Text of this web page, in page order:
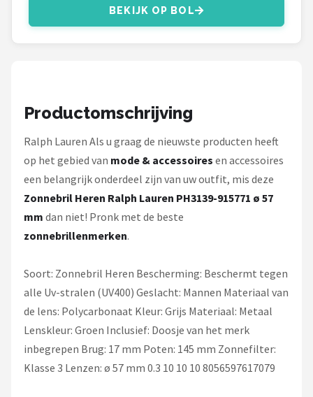
BEKIJK OP BOL
Productomschrijving
Ralph Lauren Als u graag de nieuwste producten heeft
op het gebied van mode & accessoires en accessoires
een belangrijk onderdeel zijn van uw outfit, mis deze
Zonnebril Heren Ralph Lauren PH3139-915771 ø 57
mm dan niet! Pronk met de beste
zonnebrillenmerken.
Soort: Zonnebril Heren Bescherming: Beschermt tegen
alle Uv-stralen (UV400) Geslacht: Mannen Materiaal van
de lens: Polycarbonaat Kleur: Grijs Materiaal: Metaal
Lenskleur: Groen Inclusief: Doosje van het merk
inbegrepen Brug: 17 mm Poten: 145 mm Zonnefilter:
Klasse 3 Lenzen: ø 57 mm 0.3 10 10 10 8056597617079